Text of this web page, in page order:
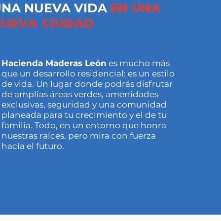
NUEVA VIDA EN UNA
CIUDAD
Hacienda Maderas León es mucho más
que un desarrollo residencial: es un estilo
de vida. Un lugar donde podrás disfrutar
de amplias áreas verdes, amenidades
exclusivas, seguridad y una comunidad
planeada para tu crecimiento y el de tu
familia. Todo, en un entorno que honra
nuestras raíces, pero mira con fuerza
hacia el futuro.